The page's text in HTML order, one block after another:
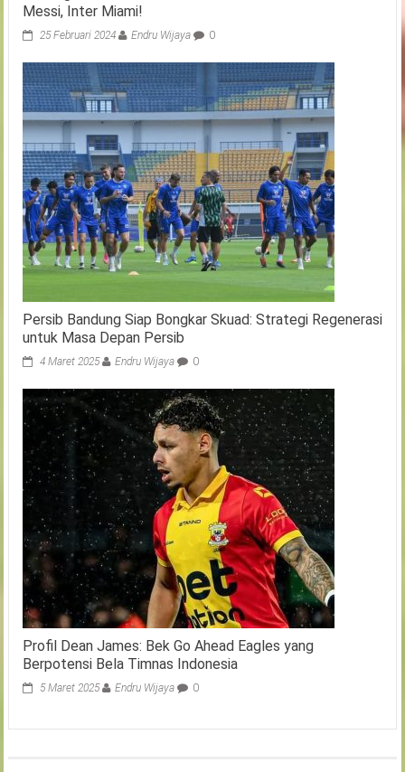
Messi, Inter Miami!
25 Februari 2024 Endru Wijaya 0
Persib Bandung Siap Bongkar Skuad: Strategi Regenerasi
untuk Masa Depan Persib
4 Maret 2025 Endru Wijaya 0
Profil Dean James: Bek Go Ahead Eagles yang
Berpotensi Bela Timnas Indonesia
5 Maret 2025 Endru Wijaya 0